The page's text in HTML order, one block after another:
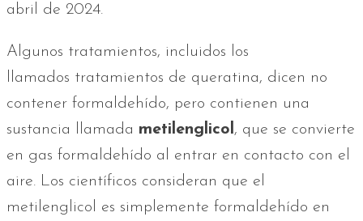
abril de 2024.
Algunos tratamientos, incluidos los
llamados tratamientos de queratina, dicen no
contener formaldehído, pero contienen una
sustancia llamada metilenglicol , que se convierte
en gas formaldehído al entrar en contacto con el
aire. Los científicos consideran que el
metilenglicol es simplemente formaldehído en